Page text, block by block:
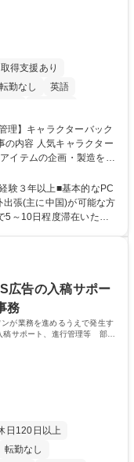
得支援あり
転勤なし
英語
中国語 土日祝休み
イテムの企画・製造を手
・品質管理を担当。『か
ャラ
販売を行っています。企
プロセスにおいて、生産
倉庫での品質チェック、
験３年以上■基本的なPC
張(主に中国)が可能な方
5～10日程度滞在いただ
ライセンス元を含む社内
※折衝は営業担当がメイ
広告の入稿サポー
務
が業務を進めるうえで発生す
稿サポート、進行管理等 部内
日120日以上
転勤なし